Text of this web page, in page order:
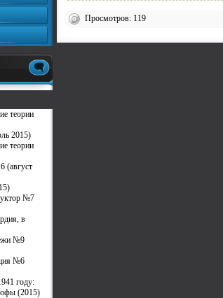
Просмотров: 119
теории
2015)
теории
(август
№7
в
№9
№6
году:
(2015)